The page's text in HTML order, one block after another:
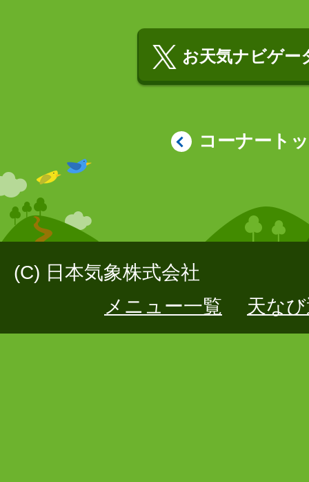
お天気ナビゲー
コーナート
(C) 日本気象株式会社
メニュー一覧
天な